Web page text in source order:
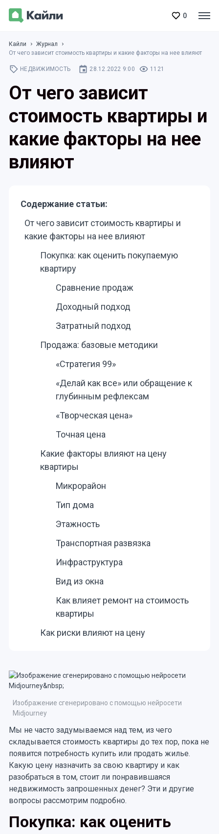
0
Кайли
Журнал
От чего зависит стоимость квартиры и какие факторы на нее влияют
НЕДВИЖИМОСТЬ 28.12.2022 9:00 1121
От чего зависит
стоимость квартиры и
какие факторы на нее
влияют
Содержание статьи:
От чего зависит стоимость квартиры и
какие факторы на нее влияют
Покупка: как оценить покупаемую
квартиру
Сравнение продаж
Доходный подход
Затратный подход
Продажа: базовые методики
«Стратегия 99»
«Делай как все» или обращение к
глубинным рефлексам
«Творческая цена»
Точная цена
Какие факторы влияют на цену
квартиры
Микрорайон
Тип дома
Этажность
Транспортная развязка
Инфраструктура
Вид из окна
Как влияет ремонт на стоимость
квартиры
Как риски влияют на цену
Изображение сгенерировано с помощью нейросети
Midjourney
Мы не часто задумываемся над тем, из чего
складывается стоимость квартиры до тех пор, пока не
появится потребность купить или продать жилье.
Какую цену назначить за свою квартиру и как
разобраться в том, стоит ли понравившаяся
недвижимость запрошенных денег? Эти и другие
вопросы рассмотрим подробно.
Покупка: как оценить